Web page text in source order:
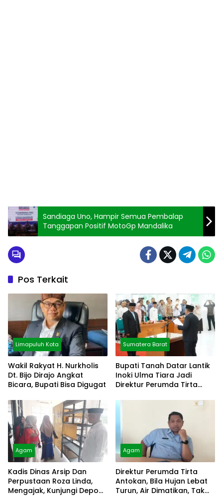
Sandiaga Uno, Hampir Semua Pembalap
Tanggapan Positif MotoGp Mandalika
Pos Terkait
Limapuluh Kota
Wakil Rakyat H. Nurkholis
Dt. Bijo Dirajo Angkat
Bicara, Bupati Bisa Digugat
Sumatera Barat
Bupati Tanah Datar Lantik
Inoki Ulma Tiara Jadi
Direktur Perumda Tirta
Agam
Kadis Dinas Arsip Dan
Perpustaan Roza Linda,
Mengajak, Kunjungi Depo
Agam
Direktur Perumda Tirta
Antokan, Bila Hujan Lebat
Turun, Air Dimatikan, Tak